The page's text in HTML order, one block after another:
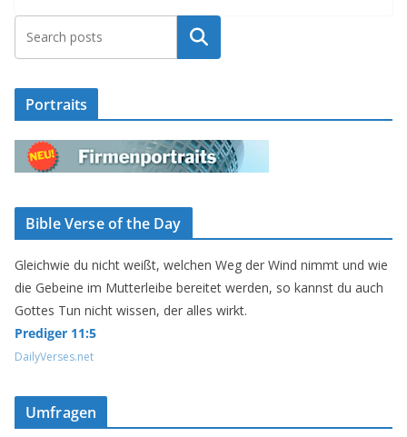
Suchen
Portraits
Bible Verse of the Day
Gleichwie du nicht weißt, welchen Weg der Wind nimmt und wie
die Gebeine im Mutterleibe bereitet werden, so kannst du auch
Gottes Tun nicht wissen, der alles wirkt.
Prediger 11:5
DailyVerses.net
Umfragen